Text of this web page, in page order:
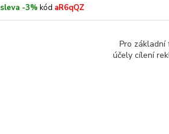
sleva -3% kód aR6qQZ
Pro základní
účely cílení